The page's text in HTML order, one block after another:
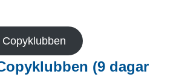
(9 dagar